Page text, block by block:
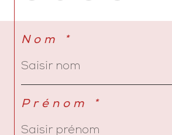
Nom *
Prénom *